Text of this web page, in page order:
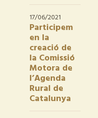
17/06/2021
Participem
en la
creació de
la Comissió
Motora de
l’Agenda
Rural de
Catalunya